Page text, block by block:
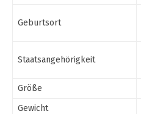
Geburtsort
Staatsangehörigkeit
Größe
Gewicht